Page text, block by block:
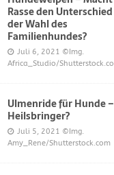
DAS
UND DAS
Rasse den
der Wahl des
Familienhundes?
Juli 6, 2021 ©Img.
Africa_Studio/
Ulmenride für Hunde
Heilsbringer?
Juli 5, 2021 ©Img.
Amy_Rene/Shutterstock.com